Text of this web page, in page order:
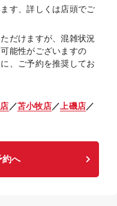
す、詳しくは店頭でご
だけますが、混雑状況
能性がございますの
、ご予約を推奨してお
／苫小牧店／ 上磯店／
約へ